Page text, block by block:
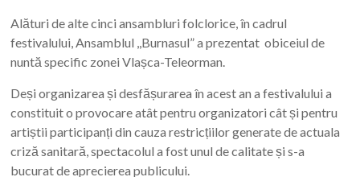
Alături de alte cinci ansambluri folclorice, în cadrul
festivalului, Ansamblul ,,Burnasul” a prezentat obiceiul de
nuntă specific zonei Vlașca-Teleorman.
Deși organizarea și desfășurarea în acest an a festivalului a
constituit o provocare atât pentru organizatori cât și pentru
artiștii participanți din cauza restricțiilor generate de actuala
criză sanitară, spectacolul a fost unul de calitate și s-a
bucurat de aprecierea publicului.